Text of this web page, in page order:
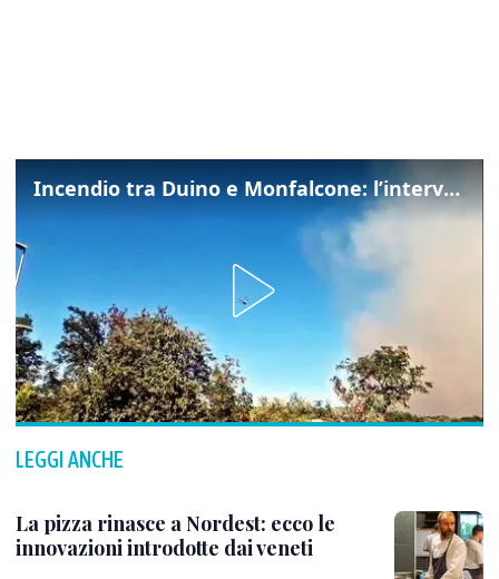
Incendio tra Duino e Monfalcone: l’intervento dei vigili del fuoco
LEGGI ANCHE
La pizza rinasce a Nordest: ecco le
innovazioni introdotte dai veneti